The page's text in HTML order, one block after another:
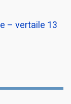
– vertaile 13